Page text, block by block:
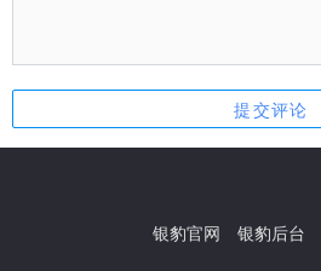
银豹官网 银豹后台